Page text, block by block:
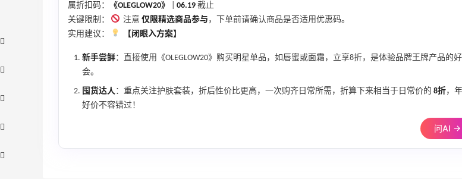
属折扣码：
《OLEGLOW20》 06.19 截止
关键限制：
注意 仅限精选商品参与 ，下单前请确认商品是否适用优惠码。
实用建议：
【闭眼入方案】
新手尝鲜：直接使用《OLEGLOW20》购买明星单品，如唇蜜或面霜，立享8折，是体验品牌王牌产品的
会。
囤货达人 ：重点关注护肤套装，折后性价比更高，一次购齐日常所需，折算下来相当于日常价的 8折，
好价不容错过！
问AI →